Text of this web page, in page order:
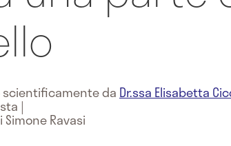
scientificamente da Dr.ssa Elisabetta
|
Simone Ravasi